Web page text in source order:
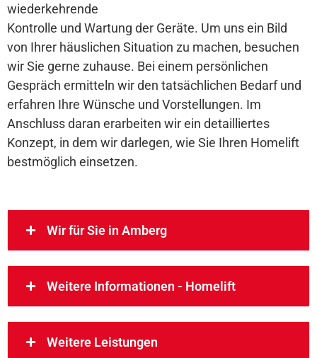
wiederkehrende
Kontrolle und Wartung der Geräte. Um uns ein Bild
von Ihrer häuslichen Situation zu machen, besuchen
wir Sie gerne zuhause. Bei einem persönlichen
Gespräch ermitteln wir den tatsächlichen Bedarf und
erfahren Ihre Wünsche und Vorstellungen. Im
Anschluss daran erarbeiten wir ein detailliertes
Konzept, in dem wir darlegen, wie Sie Ihren Homelift
bestmöglich einsetzen.
Wir für Sie in Amberg
Weitere Informationen - Homelift
Weitere Leistungen